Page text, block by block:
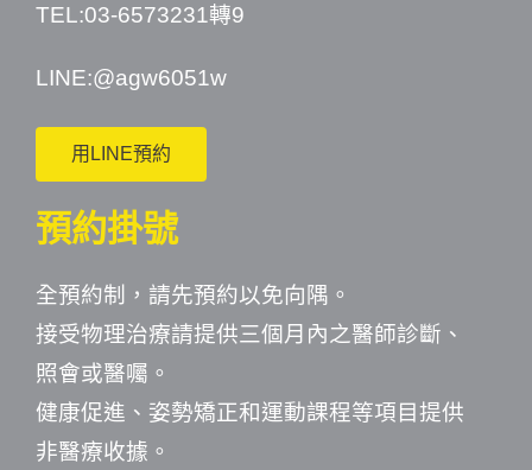
TEL:03-6573231轉9
LINE:@agw6051w
用LINE預約
預約掛號
全預約制，請先預約以免向隅。
接受物理治療請提供三個月內之醫師診斷、
照會或醫囑。
健康促進、姿勢矯正和運動課程等項目提供
非醫療收據。